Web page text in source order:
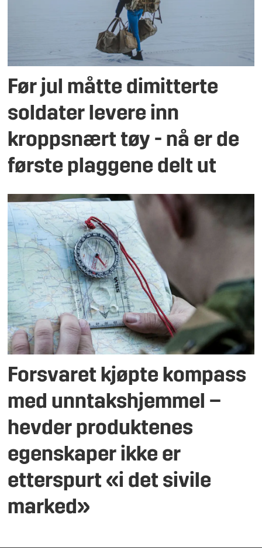
Før jul måtte dimitterte
soldater levere inn
kroppsnært tøy - nå er de
første plaggene delt ut
Forsvaret kjøpte kompass
med unntakshjemmel –
hevder produktenes
egenskaper ikke er
etterspurt «i det sivile
marked»